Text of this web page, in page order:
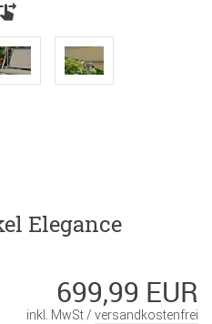
Elegance
699,99 EUR
inkl. MwSt / versandkostenfrei